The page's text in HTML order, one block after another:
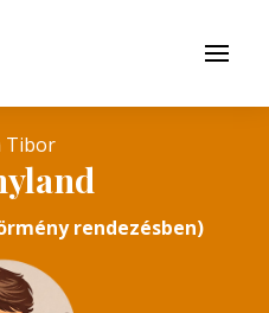
Menü
Tibor
rendezésben)